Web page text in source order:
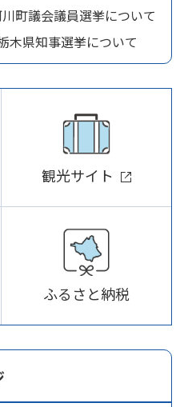
町議会議員選挙について
県知事選挙について
観光サイト
ふるさと納税